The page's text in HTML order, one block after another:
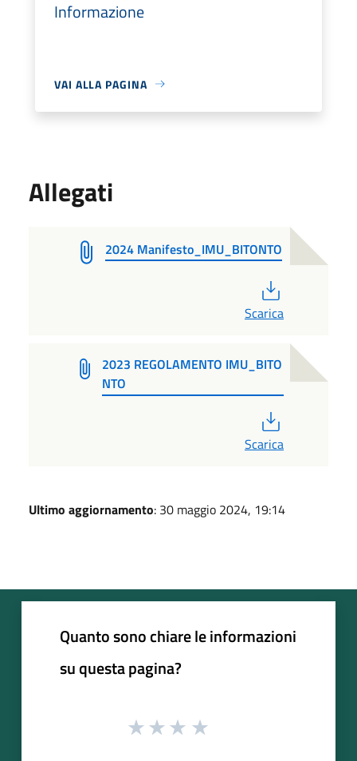
Informazione
VAI ALLA PAGINA
Allegati
2024 Manifesto_IMU_BITONTO
Scarica
2023 REGOLAMENTO IMU_BITO
NTO
Scarica
Ultimo aggiornamento: 30 maggio 2024, 19:14
Quanto sono chiare le informazioni
su questa pagina?